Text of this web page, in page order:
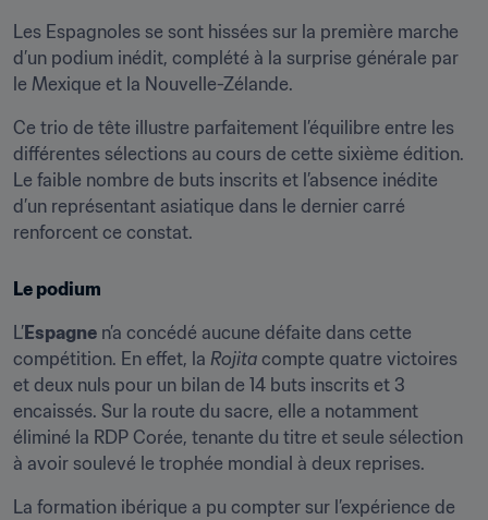
Les Espagnoles se sont hissées sur la première marche
d’un podium inédit, complété à la surprise générale par
le Mexique et la Nouvelle-Zélande.
Ce trio de tête illustre parfaitement l’équilibre entre les
différentes sélections au cours de cette sixième édition.
Le faible nombre de buts inscrits et l’absence inédite
d’un représentant asiatique dans le dernier carré
renforcent ce constat.
Le podium
L’ Espagne n’a concédé aucune défaite dans cette
compétition. En effet, la Rojita compte quatre victoires
et deux nuls pour un bilan de 14 buts inscrits et 3
encaissés. Sur la route du sacre, elle a notamment
éliminé la RDP Corée, tenante du titre et seule sélection
à avoir soulevé le trophée mondial à deux reprises.